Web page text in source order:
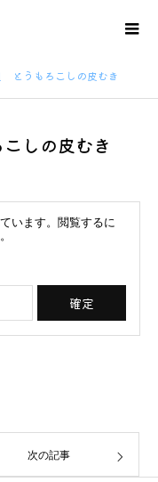
とうもろこしの皮むき
しの皮むき
います。閲覧するに
次の記事